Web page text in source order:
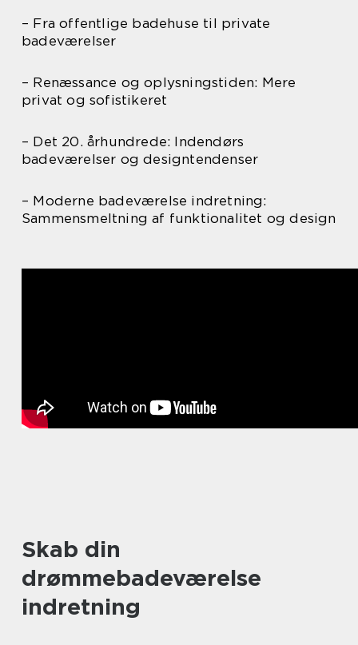
– Fra offentlige badehuse til private
badeværelser
– Renæssance og oplysningstiden: Mere
privat og sofistikeret
– Det 20. århundrede: Indendørs
badeværelser og designtendenser
– Moderne badeværelse indretning:
Sammensmeltning af funktionalitet og design
Skab din
drømmebadeværelse
indretning